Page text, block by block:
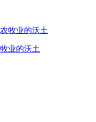
业的沃土